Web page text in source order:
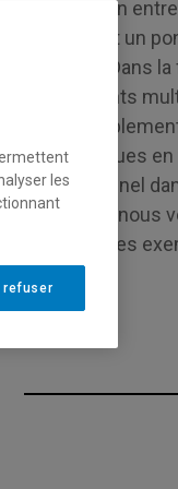
l’adéquation
établissant un
et l’école. Dans
les éléments
pédagogiques
professionnel
cet article, nous
donnons des
les
refuser